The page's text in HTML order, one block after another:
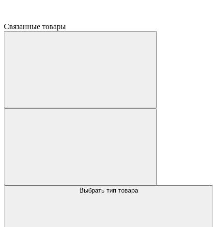
Связанные товары
Выбрать тип товара